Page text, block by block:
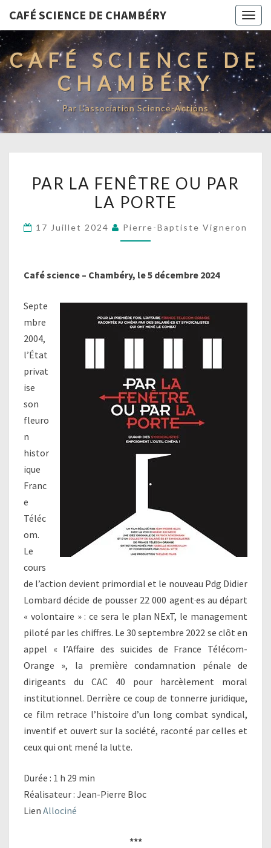
CAFÉ SCIENCE DE CHAMBÉRY
CAFÉ SCIENCE DE
CHAMBÉRY
Par L'association Science-Actions
LA
FENÊTRE
PORTE
PAR LA FENÊTRE OU PAR
LA PORTE
17 Juillet 2024 Pierre-Baptiste Vigneron
Café science – Chambéry, le 5 décembre 2024
Septe
mbre
2004,
l’État
privat
ise
son
fleuro
n
histor
ique
Franc
e
Téléc
om.
Le
cours
de l’action devient primordial et le nouveau Pdg Didier
Lombard décide de pousser 22 000 agent·es au départ
« volontaire » : ce sera le plan NExT, le management
piloté par les chiffres. Le 30 septembre 2022 se clôt en
appel « l’Affaire des suicides de France Télécom-
Orange », la première condamnation pénale de
dirigeants du CAC 40 pour harcèlement moral
institutionnel. Derrière ce coup de tonnerre juridique,
ce film retrace l’histoire d’un long combat syndical,
inventif et ouvert sur la société, raconté par celles et
ceux qui ont mené la lutte.
Durée : 1 h 29 min
Réalisateur : Jean-Pierre Bloc
Lien Allociné
***